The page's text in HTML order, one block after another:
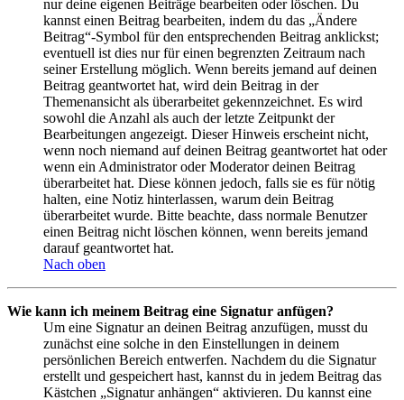
nur deine eigenen Beiträge bearbeiten oder löschen. Du
kannst einen Beitrag bearbeiten, indem du das „Ändere
Beitrag“-Symbol für den entsprechenden Beitrag anklickst;
eventuell ist dies nur für einen begrenzten Zeitraum nach
seiner Erstellung möglich. Wenn bereits jemand auf deinen
Beitrag geantwortet hat, wird dein Beitrag in der
Themenansicht als überarbeitet gekennzeichnet. Es wird
sowohl die Anzahl als auch der letzte Zeitpunkt der
Bearbeitungen angezeigt. Dieser Hinweis erscheint nicht,
wenn noch niemand auf deinen Beitrag geantwortet hat oder
wenn ein Administrator oder Moderator deinen Beitrag
überarbeitet hat. Diese können jedoch, falls sie es für nötig
halten, eine Notiz hinterlassen, warum dein Beitrag
überarbeitet wurde. Bitte beachte, dass normale Benutzer
einen Beitrag nicht löschen können, wenn bereits jemand
darauf geantwortet hat.
Nach oben
Wie kann ich meinem Beitrag eine Signatur anfügen?
Um eine Signatur an deinen Beitrag anzufügen, musst du
zunächst eine solche in den Einstellungen in deinem
persönlichen Bereich entwerfen. Nachdem du die Signatur
erstellt und gespeichert hast, kannst du in jedem Beitrag das
Kästchen „Signatur anhängen“ aktivieren. Du kannst eine